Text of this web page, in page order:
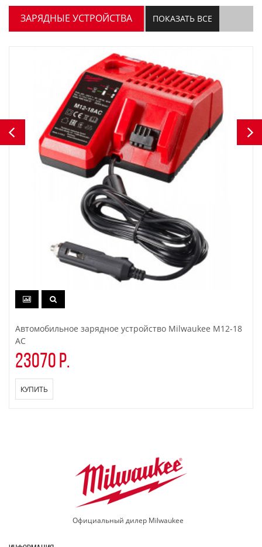
ЗАРЯДНЫЕ УСТРОЙСТВА ПОКАЗАТЬ ВСЕ
Автомобильное зарядное устройство Milwaukee M12-18
AC
23070 р.
КУПИТЬ
Официальный дилер Milwaukee